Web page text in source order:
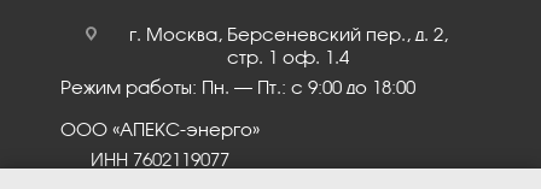
г. Москва, Берсеневский пер., д. 2,
стр. 1 оф. 1.4
Режим работы: Пн. – Пт.: с 9:00 до 18:00
ООО «АПЕКС-энерго»
ИНН 7602119077